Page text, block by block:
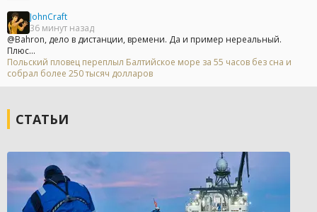
JohnCraft
36 минут назад
@Bahron, дело в дистанции, времени. Да и пример нереальный.
Плюс...
Польский пловец переплыл Балтийское море за 55 часов без сна и
собрал более 250 тысяч долларов
СТАТЬИ